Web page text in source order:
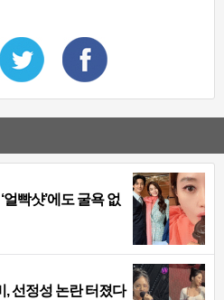
빡샷’에도 굴욕 없
선정성 논란 터졌다